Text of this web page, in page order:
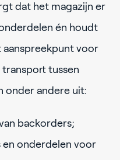
dat het magazijn er
én houdt
aanspreekpunt voor
tussen
onder andere uit:
backorders;
en onderdelen voor